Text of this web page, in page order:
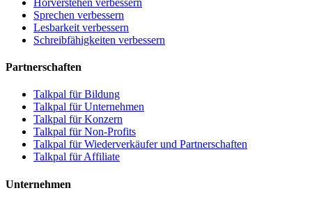
Sprechen verbessern
Lesbarkeit verbessern
Schreibfähigkeiten verbessern
Partnerschaften
Talkpal für Bildung
Talkpal für Unternehmen
Talkpal für Konzern
Talkpal für Non-Profits
Talkpal für Wiederverkäufer und Partnerschaften
Talkpal für Affiliate
Unternehmen